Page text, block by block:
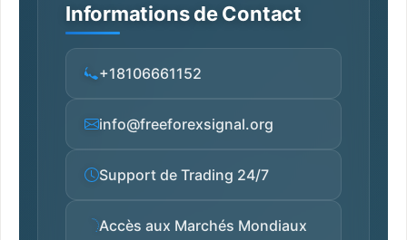
Informations de Contact
+18106661152
info@freeforexsignal.org
Support de Trading 24/7
Accès aux Marchés Mondiaux